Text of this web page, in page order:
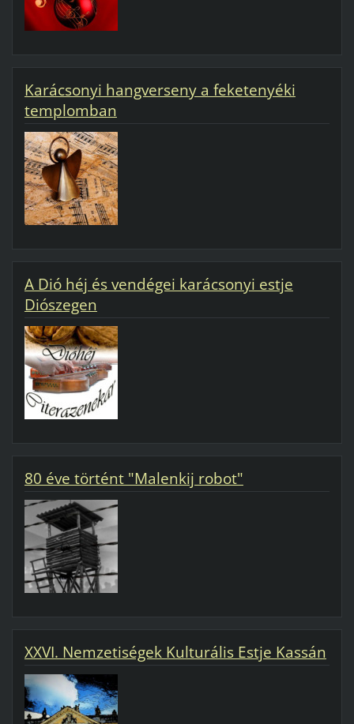
Karácsonyi hangverseny a feketenyéki
templomban
A Dió héj és vendégei karácsonyi estje
Diószegen
80 éve történt "Malenkij robot"
XXVI. Nemzetiségek Kulturális Estje Kassán